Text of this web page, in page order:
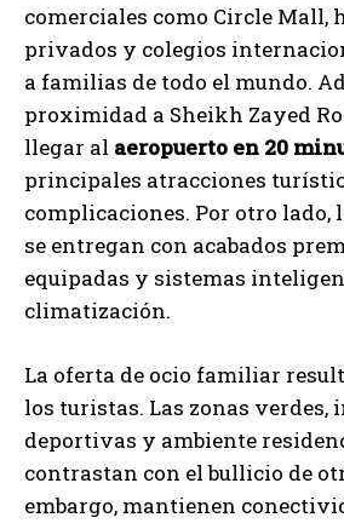
comerciales como Circle Mall,
privados y colegios
a familias de todo el mundo.
proximidad a Sheikh Zayed
llegar al aeropuerto en 20
principales atracciones
complicaciones. Por otro lado,
se entregan con acabados
equipadas y sistemas
climatización.
La oferta de ocio familiar
los turistas. Las zonas verdes,
deportivas y ambiente
contrastan con el bullicio de
embargo, mantienen